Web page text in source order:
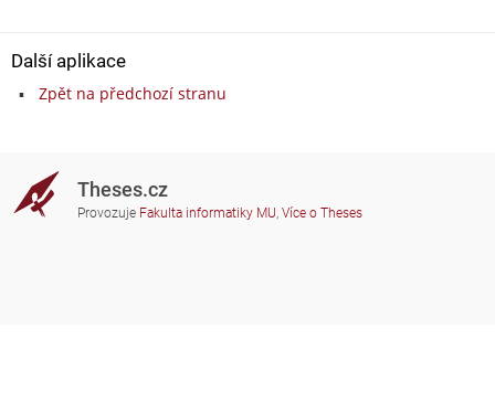
Další aplikace
Zpět na předchozí stranu
Theses.cz
Provozuje Fakulta informatiky MU, Více o Theses